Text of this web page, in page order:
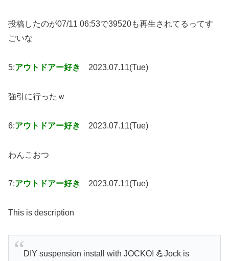
投稿したのが07/11 06:53で39520も再生されてるってす
ごいな
5:アウトドアー好き 2023.07.11(Tue)
強引に行ったｗ
6:アウトドアー好き 2023.07.11(Tue)
わんこおつ
7:アウトドアー好き 2023.07.11(Tue)
This is description
DIY suspension install with JOCKO! 💪Jock is